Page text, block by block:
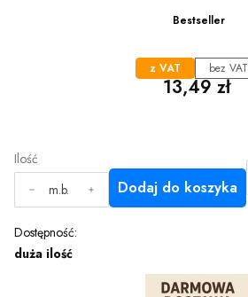
Bestseller
z VAT bez VAT
Cena
13,49 zł
Ilość
m.b.
Dodaj do koszyka
Dostępność:
duża ilość